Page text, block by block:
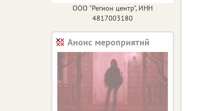
ООО "Регион центр", ИНН
4817003180
Анонс мероприятий